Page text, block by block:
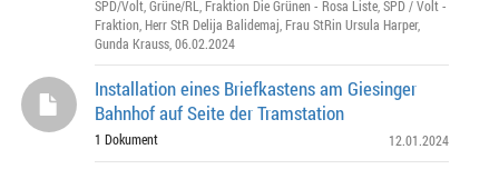
SPD/Volt Grüne/RL Fraktion Die Grünen - Rosa Liste SPD / Volt -
Fraktion Herr StR Delija Balidemaj Frau StRin Ursula Harper,
Gunda Krauss , 06.02.2024
Installation eines Briefkastens am Giesinger
Bahnhof auf Seite der Tramstation
1 Dokument 12.01.2024